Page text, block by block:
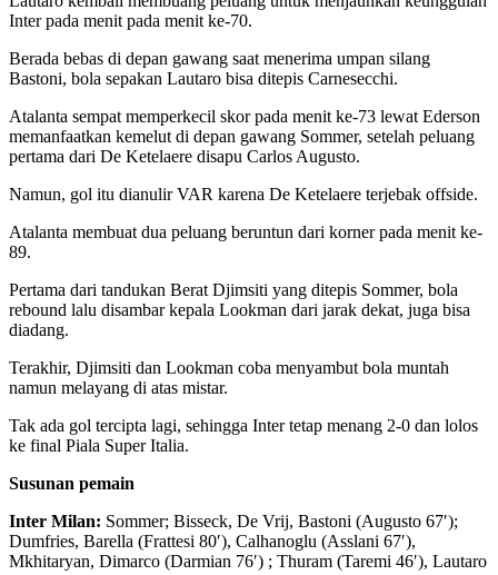
Inter pada menit pada menit ke-70.
Berada bebas di depan gawang saat menerima umpan silang
Bastoni, bola sepakan Lautaro bisa ditepis Carnesecchi.
Atalanta sempat memperkecil skor pada menit ke-73 lewat Ederson
memanfaatkan kemelut di depan gawang Sommer, setelah peluang
pertama dari De Ketelaere disapu Carlos Augusto.
Namun, gol itu dianulir VAR karena De Ketelaere terjebak offside.
Atalanta membuat dua peluang beruntun dari korner pada menit ke-
89.
Pertama dari tandukan Berat Djimsiti yang ditepis Sommer, bola
rebound lalu disambar kepala Lookman dari jarak dekat, juga bisa
diadang.
Terakhir, Djimsiti dan Lookman coba menyambut bola muntah
namun melayang di atas mistar.
Tak ada gol tercipta lagi, sehingga Inter tetap menang 2-0 dan lolos
ke final Piala Super Italia.
Susunan pemain
Inter Milan: Sommer; Bisseck, De Vrij, Bastoni (Augusto 67′);
Dumfries, Barella (Frattesi 80′), Calhanoglu (Asslani 67′),
Mkhitaryan, Dimarco (Darmian 76′) ; Thuram (Taremi 46′), Lautaro